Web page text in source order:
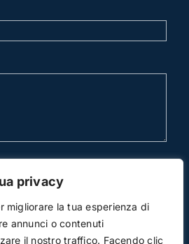
privacy
migliorare la tua esperienza di
annunci o contenuti
il nostro traffico. Facendo clic